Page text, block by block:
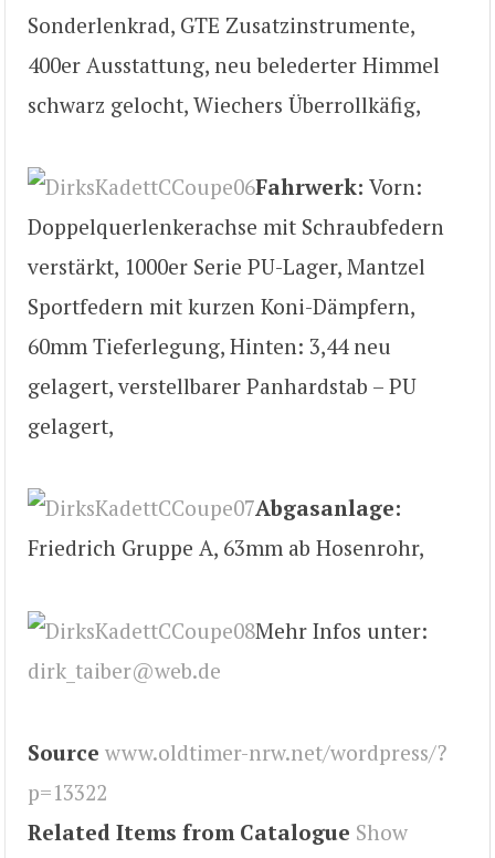
Sonderlenkrad, GTE Zusatzinstrumente,
400er Ausstattung, neu belederter Himmel
schwarz gelocht, Wiechers Überrollkäfig,
Fahrwerk: Vorn:
Doppelquerlenkerachse mit Schraubfedern
verstärkt, 1000er Serie PU-Lager, Mantzel
Sportfedern mit kurzen Koni-Dämpfern,
60mm Tieferlegung, Hinten: 3,44 neu
gelagert, verstellbarer Panhardstab – PU
gelagert,
Abgasanlage:
Friedrich Gruppe A, 63mm ab Hosenrohr,
Mehr Infos unter:
dirk_taiber@web.de
Source www.oldtimer-nrw.net/wordpress/?
p=13322
Related Items from Catalogue Show